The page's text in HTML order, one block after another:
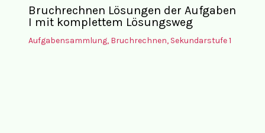
Bruchrechnen Lösungen der Aufgaben
I mit komplettem Lösungsweg
Aufgabensammlung, Bruchrechnen, Sekundarstufe 1